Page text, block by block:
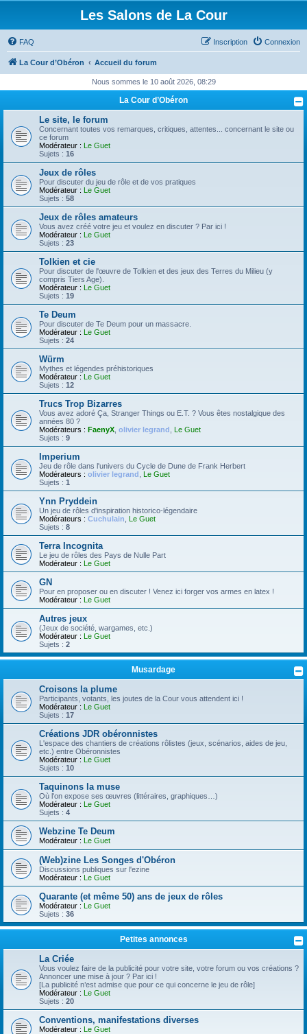
Les Salons de La Cour
FAQ Connexion
Inscription
La Cour d’Obéron Accueil du forum
Nous sommes le 10 août 2026, 08:29
La Cour d’Obéron
Le site, le forum
Concernant toutes vos remarques, critiques, attentes... concernant le site ou
ce forum
Modérateur : Le Guet
Sujets : 16
Jeux de rôles
Pour discuter du jeu de rôle et de vos pratiques
Modérateur : Le Guet
Sujets : 58
Jeux de rôles amateurs
Vous avez créé votre jeu et voulez en discuter ? Par ici !
Modérateur : Le Guet
Sujets : 23
Tolkien et cie
Pour discuter de l'œuvre de Tolkien et des jeux des Terres du Milieu (y
compris Tiers Age).
Modérateur : Le Guet
Sujets : 19
Te Deum
Pour discuter de Te Deum pour un massacre.
Modérateur : Le Guet
Sujets : 24
Würm
Mythes et légendes préhistoriques
Modérateur : Le Guet
Sujets : 12
Trucs Trop Bizarres
Vous avez adoré Ça, Stranger Things ou E.T. ? Vous êtes nostalgique des
années 80 ?
Modérateurs : FaenyX olivier legrand
Le Guet
Sujets : 9
Imperium
Jeu de rôle dans l'univers du Cycle de Dune de Frank Herbert
Modérateurs : olivier legrand
Le Guet
Sujets : 1
Ynn Pryddein
Un jeu de rôles d'inspiration historico-légendaire
Modérateurs : Cuchulain
Le Guet
Sujets : 8
Terra Incognita
Le jeu de rôles des Pays de Nulle Part
Modérateur : Le Guet
GN
Pour en proposer ou en discuter ! Venez ici forger vos armes en latex !
Modérateur : Le Guet
Autres jeux
(Jeux de société, wargames, etc.)
Modérateur : Le Guet
Sujets : 2
Musardage
Croisons la plume
Participants, votants, les joutes de la Cour vous attendent ici !
Modérateur : Le Guet
Sujets : 17
Créations JDR obéronnistes
L'espace des chantiers de créations rôlistes (jeux, scénarios, aides de jeu,
etc.) entre Obéronnistes
Modérateur : Le Guet
Sujets : 10
Taquinons la muse
Où l'on expose ses œuvres (littéraires, graphiques…)
Modérateur : Le Guet
Sujets : 4
Webzine Te Deum
Modérateur : Le Guet
(Web)zine Les Songes d'Obéron
Discussions publiques sur l'ezine
Modérateur : Le Guet
Quarante (et même 50) ans de jeux de rôles
Modérateur : Le Guet
Sujets : 36
Petites annonces
La Criée
Vous voulez faire de la publicité pour votre site, votre forum ou vos créations ?
Annoncer une mise à jour ? Par ici !
[La publicité n’est admise que pour ce qui concerne le jeu de rôle]
Modérateur : Le Guet
Sujets : 20
Conventions, manifestations diverses
Modérateur : Le Guet